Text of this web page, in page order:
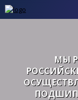
МЫ